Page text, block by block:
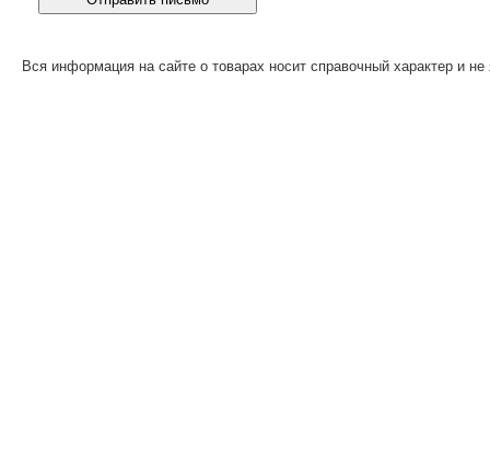
Вся информация на сайте о товарах носит справочный характер и